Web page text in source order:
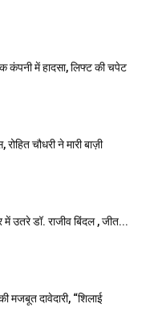
कंपनी में हादसा, लिफ्ट की चपेट
चौधरी ने मारी बाज़ी
उतरे डॉ. राजीव बिंदल , जीत...
मजबूत दावेदारी, “शिलाई